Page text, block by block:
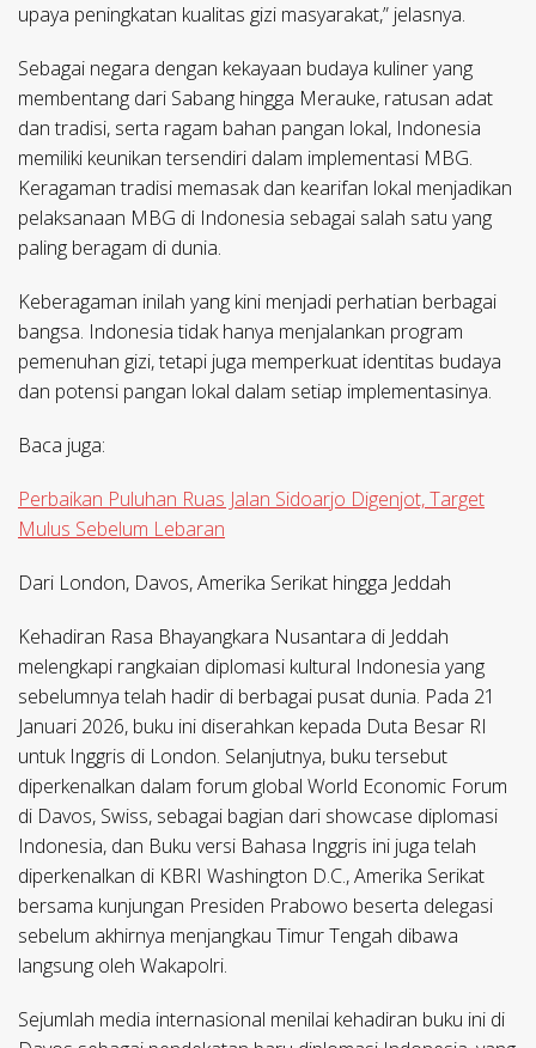
upaya peningkatan kualitas gizi masyarakat,” jelasnya.
Sebagai negara dengan kekayaan budaya kuliner yang
membentang dari Sabang hingga Merauke, ratusan adat
dan tradisi, serta ragam bahan pangan lokal, Indonesia
memiliki keunikan tersendiri dalam implementasi MBG.
Keragaman tradisi memasak dan kearifan lokal menjadikan
pelaksanaan MBG di Indonesia sebagai salah satu yang
paling beragam di dunia.
Keberagaman inilah yang kini menjadi perhatian berbagai
bangsa. Indonesia tidak hanya menjalankan program
pemenuhan gizi, tetapi juga memperkuat identitas budaya
dan potensi pangan lokal dalam setiap implementasinya.
Baca juga:
Perbaikan Puluhan Ruas Jalan Sidoarjo Digenjot, Target
Mulus Sebelum Lebaran
Dari London, Davos, Amerika Serikat hingga Jeddah
Kehadiran Rasa Bhayangkara Nusantara di Jeddah
melengkapi rangkaian diplomasi kultural Indonesia yang
sebelumnya telah hadir di berbagai pusat dunia. Pada 21
Januari 2026, buku ini diserahkan kepada Duta Besar RI
untuk Inggris di London. Selanjutnya, buku tersebut
diperkenalkan dalam forum global World Economic Forum
di Davos, Swiss, sebagai bagian dari showcase diplomasi
Indonesia, dan Buku versi Bahasa Inggris ini juga telah
diperkenalkan di KBRI Washington D.C., Amerika Serikat
bersama kunjungan Presiden Prabowo beserta delegasi
sebelum akhirnya menjangkau Timur Tengah dibawa
langsung oleh Wakapolri.
Sejumlah media internasional menilai kehadiran buku ini di